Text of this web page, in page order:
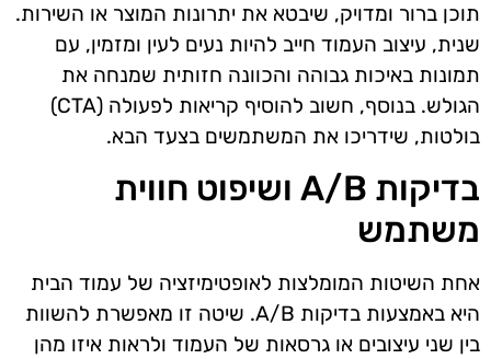
תוכן ברור ומדויק, שיבטא את יתרונות המוצר או השירות.
שנית, עיצוב העמוד חייב להיות נעים לעין ומזמין, עם
תמונות באיכות גבוהה והכוונה חזותית שמנחה את
הגולש. בנוסף, חשוב להוסיף קריאות לפעולה (CTA)
בולטות, שידריכו את המשתמשים בצעד הבא.
בדיקות A/B ושיפוט חווית
משתמש
אחת השיטות המומלצות לאופטימיזציה של עמוד הבית
היא באמצעות בדיקות A/B. שיטה זו מאפשרת להשוות
בין שני עיצובים או גרסאות של העמוד ולראות איזו מהן